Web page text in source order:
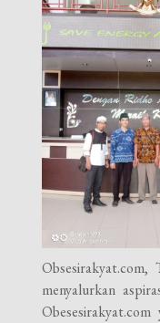
menyalurkan